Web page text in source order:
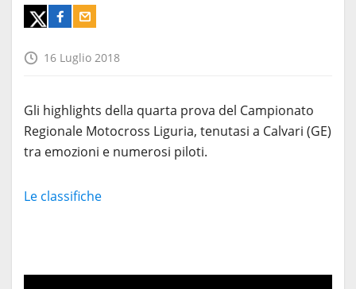
16 Luglio 2018
Gli highlights della quarta prova del Campionato
Regionale Motocross Liguria, tenutasi a Calvari (GE)
tra emozioni e numerosi piloti.
Le classifiche